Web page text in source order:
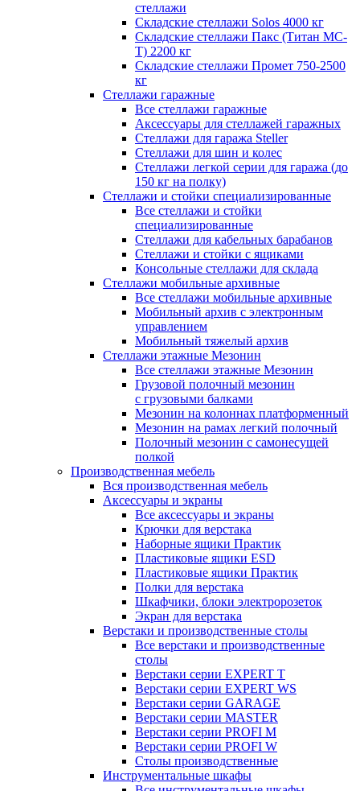
стеллажи
Складские стеллажи Solos 4000 кг
Складские стеллажи Пакс (Титан МС-
Т) 2200 кг
Складские стеллажи Промет 750-2500
кг
Стеллажи гаражные
Все стеллажи гаражные
Аксессуары для стеллажей гаражных
Стеллажи для гаража Steller
Стеллажи для шин и колес
Стеллажи легкой серии для гаража (до
150 кг на полку)
Стеллажи и стойки специализированные
Все стеллажи и стойки
специализированные
Стеллажи для кабельных барабанов
Стеллажи и стойки с ящиками
Консольные стеллажи для склада
Стеллажи мобильные архивные
Все стеллажи мобильные архивные
Мобильный архив с электронным
управлением
Мобильный тяжелый архив
Стеллажи этажные Мезонин
Все стеллажи этажные Мезонин
Грузовой полочный мезонин
с грузовыми балками
Мезонин на колоннах платформенный
Мезонин на рамах легкий полочный
Полочный мезонин с самонесущей
полкой
Производственная мебель
Вся производственная мебель
Аксессуары и экраны
Все аксессуары и экраны
Крючки для верстака
Наборные ящики Практик
Пластиковые ящики ESD
Пластиковые ящики Практик
Полки для верстака
Шкафчики, блоки электророзеток
Экран для верстака
Верстаки и производственные столы
Все верстаки и производственные
столы
Верстаки серии EXPERT T
Верстаки серии EXPERT WS
Верстаки серии GARAGE
Верстаки серии MASTER
Верстаки серии PROFI M
Верстаки серии PROFI W
Столы производственные
Инструментальные шкафы